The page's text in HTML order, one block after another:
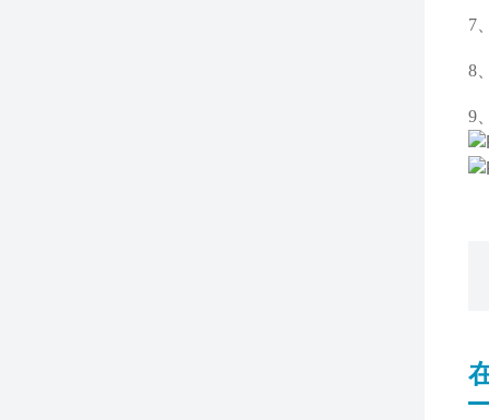
7
8
9